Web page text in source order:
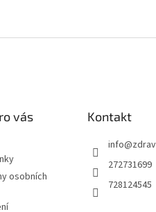
vás
osobních
Kontakt
info@
272731699
728124545